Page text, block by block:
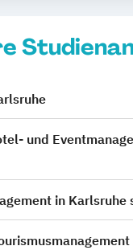
und
in Karlsruhe